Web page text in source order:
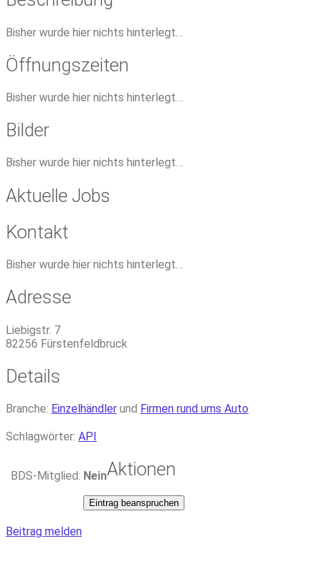
Bisher wurde hier nichts hinterlegt…
Öffnungszeiten
Bisher wurde hier nichts hinterlegt…
Bilder
Bisher wurde hier nichts hinterlegt…
Aktuelle Jobs
Kontakt
Bisher wurde hier nichts hinterlegt…
Adresse
Liebigstr. 7
82256 Fürstenfeldbruck
Details
Branche: Einzelhändler und Firmen rund ums Auto
Schlagwörter: API
BDS-Mitglied: NeinAktionen
Eintrag beanspruchen
Beitrag melden